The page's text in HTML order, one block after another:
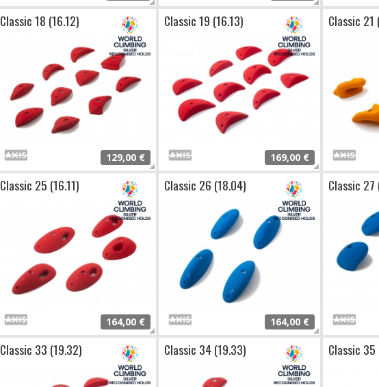
Classic 18 (16.12)
129,00 €
Classic 19 (16.13)
169,00 €
Classic 21
Classic 25 (16.11)
164,00 €
Classic 26 (18.04)
164,00 €
Classic 27
Classic 33 (19.32) Classic 34 (19.33) Classic 35